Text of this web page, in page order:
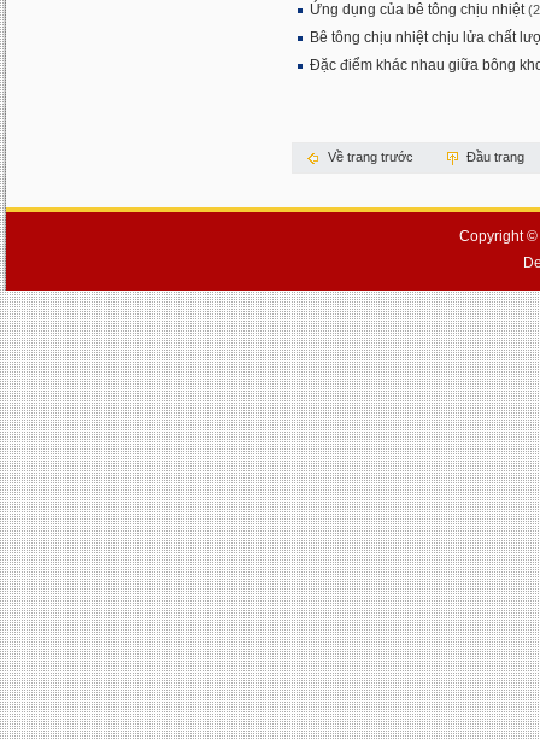
Ứng dụng của bê tông chịu nhiệt
Bê tông chịu nhiệt chịu lửa chất
Đặc điểm khác nhau giữa bông
Về trang trước Đầu trang
Copyright ©